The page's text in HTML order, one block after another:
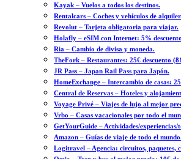
Kayak – Vuelos a todos los destinos.
Rentalcars – Coches y vehículos de
Revolut – Tarjeta obligatoria para viajar.
Holafly – eSIM con Internet: 5%
Ria – Cambio de divisa y moneda.
TheFork – Restaurantes: 25€ descuento
JR Pass – Japan Rail Pass para Japón.
HomeExchange – Intercambio de casas:
Central de Reservas – Hoteles y
Voyage Privé – Viajes de lujo al mejor
Vrbo – Casas vacacionales por todo el
GetYourGuide – Actividades/experiencias/
Amazon – Guías de viaje de todo el
Logitravel – Agencia: circuitos, paquetes,